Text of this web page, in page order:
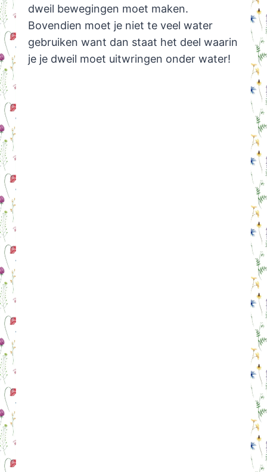
dweil bewegingen moet maken.
Bovendien moet je niet te veel water
gebruiken want dan staat het deel waarin
je je dweil moet uitwringen onder water!